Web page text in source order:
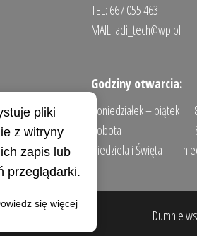
TEL: 667 055 463
MAIL: adi_tech@wp.pl
Godziny otwarcia:
Poniedziałek – piątek
Sobota 8 -
Niedziela i Święta
Dumnie
pliki
z witryny
zapis lub
przeglądarki.
się więcej